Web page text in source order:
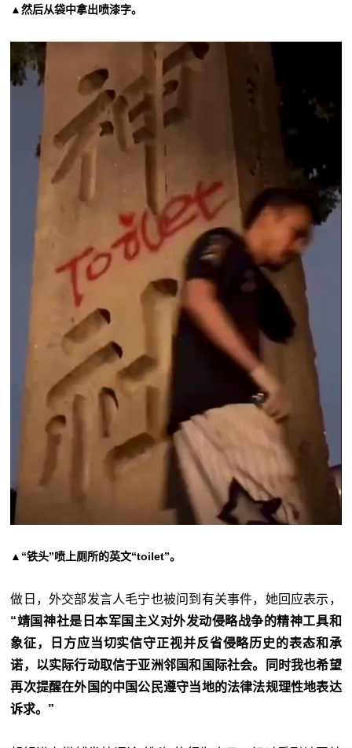
▲然后从袋中拿出喷漆字。
▲“铁头”喷上厕所的英文“toilet”。
做日，外交部发言人毛宁也被问到有关事件，她回应表示，
“靖国神社是日本军国主义对外发动侵略战争的精神工具和
象征，日方应当切实信守正视并反省侵略历史的表态和承
诺，以实际行动取信于亚洲邻国和国际社会。同时我也希望
再次提醒在外国的中国公民遵守当地的法律法规理性地表达
诉求。”